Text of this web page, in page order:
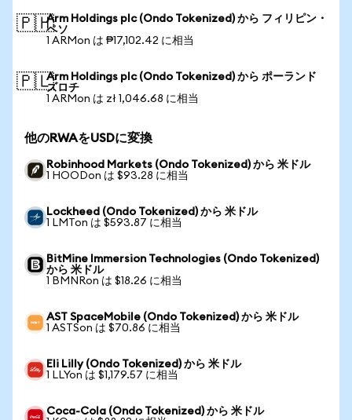
🇵🇭Arm Holdings plc (Ondo Tokenized) から フィリピン・
ペソ
1 ARMon は ₱17,102.42 に相当
🇵🇱Arm Holdings plc (Ondo Tokenized) から ポーランド
ズロチ
1 ARMon は zł 1,046.68 に相当
他のRWAをUSDに変換
Robinhood Markets (Ondo Tokenized) から 米ドル
1 HOODon は $93.28 に相当
Lockheed (Ondo Tokenized) から 米ドル
1 LMTon は $593.87 に相当
BitMine Immersion Technologies (Ondo Tokenized)
から 米ドル
1 BMNRon は $18.26 に相当
AST SpaceMobile (Ondo Tokenized) から 米ドル
1 ASTSon は $70.86 に相当
Eli Lilly (Ondo Tokenized) から 米ドル
1 LLYon は $1,179.57 に相当
Coca-Cola (Ondo Tokenized) から 米ドル